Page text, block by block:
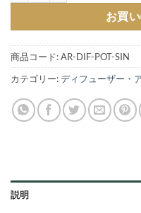
お買
商品コード:AR-DIF-POT-SIN
カテゴリー:ディフューザー・
説明